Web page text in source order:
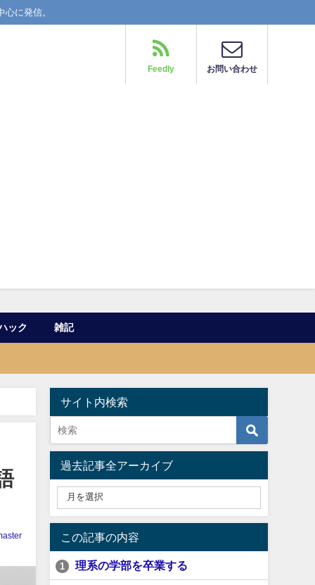
に発信。
Feedly お問い合わせ
ック 雑記
サイト内検索
過去記事全アーカイブ
この記事の内容
1 理系の学部を卒業する